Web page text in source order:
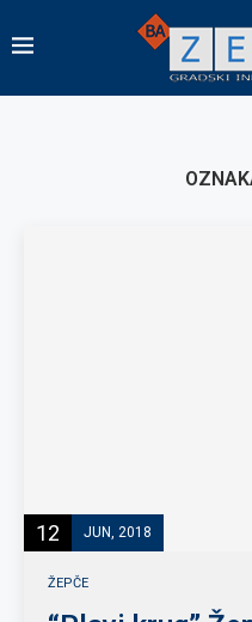
12 JUN, 2018
ŽEPČE